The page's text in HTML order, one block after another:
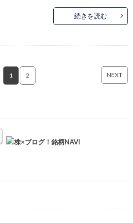
続きを読む
1 2 NEXT